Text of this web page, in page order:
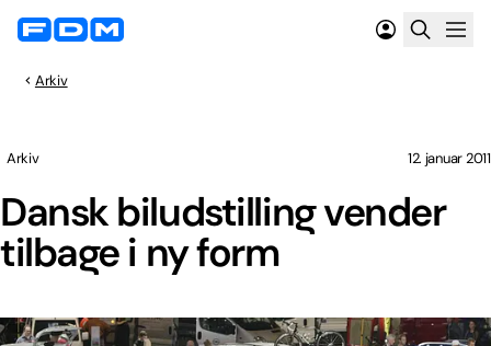
Arkiv
Dansk biludstilling vender
tilbage i ny form
Arkiv 12. januar 2011